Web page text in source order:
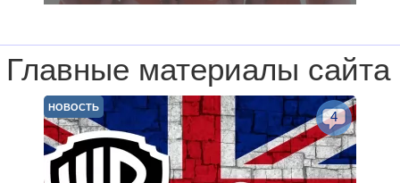
Главные материалы сайта
НОВОСТЬ
4